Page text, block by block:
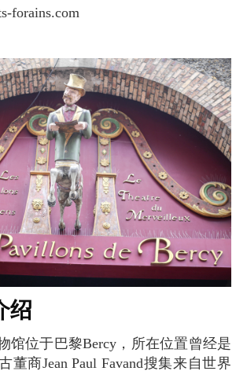
forains.com
绍
董商Jean Paul Favand搜集来自世界